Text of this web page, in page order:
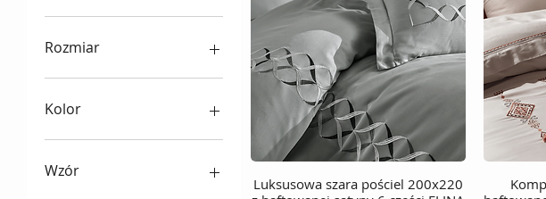
Satyna
żakard
haftowana
Pościel z bawełny
Rozmiar
Ekskluzywna pościel
160x220 cm
200x200 cm
Ekskluzywna pościel
Kolor
Biały
Wzór
Podgląd
Luksusowa szara pościel 200x220